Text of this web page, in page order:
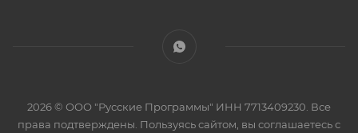
2026 © ООО "Русские Программы" ИНН 7713409230. Все
права подтверждены. Пользуясь сайтом, вы соглашаетесь с